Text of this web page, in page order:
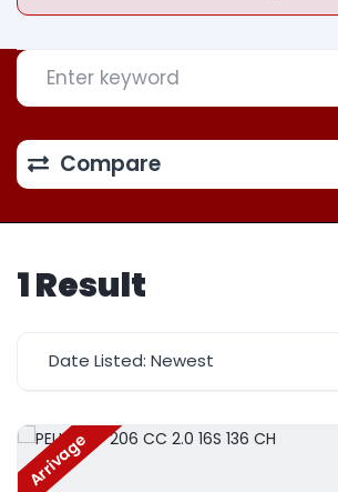
Compare
1 Result
Date Listed: Newest
Arrivage